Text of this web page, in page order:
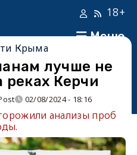
Меню
18+
Крыма
лучше не
реках Керчи
02/08/2024 - 18:16
анализы проб